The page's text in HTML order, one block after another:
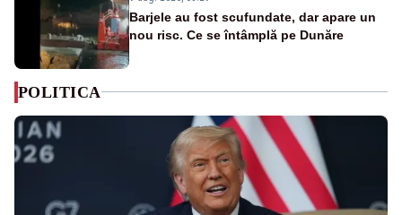
Barjele au fost scufundate, dar apare un
nou risc. Ce se întâmplă pe Dunăre
POLITICA